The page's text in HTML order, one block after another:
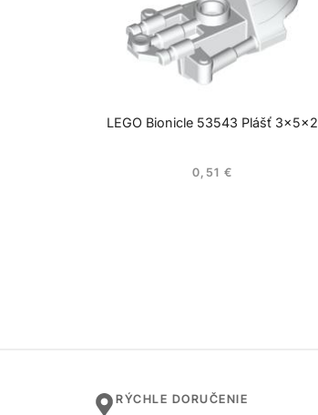
LEGO Bionicle 53543 Plášť 3x5x2
0,51€
RÝCHLE DORUČENIE